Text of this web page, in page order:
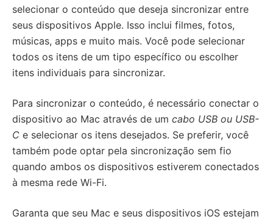
selecionar o conteúdo que deseja sincronizar entre
seus dispositivos Apple. Isso inclui filmes, fotos,
músicas, apps e muito mais. Você pode selecionar
todos os itens de um tipo específico ou escolher
itens individuais para sincronizar.
Para sincronizar o conteúdo, é necessário conectar o
dispositivo ao Mac através de um cabo USB ou USB-
C e selecionar os itens desejados. Se preferir, você
também pode optar pela sincronização sem fio
quando ambos os dispositivos estiverem conectados
à mesma rede Wi-Fi.
Garanta que seu Mac e seus dispositivos iOS estejam